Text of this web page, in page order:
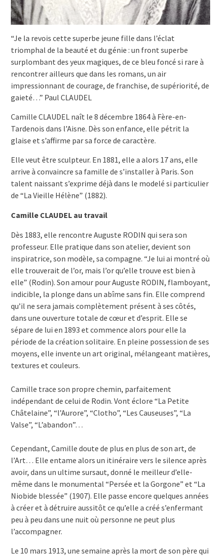
“Je la revois cette superbe jeune fille dans l’éclat
triomphal de la beauté et du génie : un front superbe
surplombant des yeux magiques, de ce bleu foncé si rare à
rencontrer ailleurs que dans les romans, un air
impressionnant de courage, de franchise, de supériorité, de
gaieté…” Paul CLAUDEL
Camille CLAUDEL naît le 8 décembre 1864 à Fère-en-
Tardenois dans l’Aisne. Dès son enfance, elle pétrit la
glaise et s’affirme par sa force de caractère.
Elle veut être sculpteur. En 1881, elle a alors 17 ans, elle
arrive à convaincre sa famille de s’installer à Paris. Son
talent naissant s’exprime déjà dans le modelé si particulier
de “La Vieille Hélène” (1882).
Camille CLAUDEL au travail
Dès 1883, elle rencontre Auguste RODIN qui sera son
professeur. Elle pratique dans son atelier, devient son
inspiratrice, son modèle, sa compagne. “Je lui ai montré où
elle trouverait de l’or, mais l’or qu’elle trouve est bien à
elle” (Rodin). Son amour pour Auguste RODIN, flamboyant,
indicible, la plonge dans un abîme sans fin. Elle comprend
qu’il ne sera jamais complètement présent à ses côtés,
dans une ouverture totale de cœur et d’esprit. Elle se
sépare de lui en 1893 et commence alors pour elle la
période de la création solitaire. En pleine possession de ses
moyens, elle invente un art original, mélangeant matières,
textures et couleurs.
Camille trace son propre chemin, parfaitement
indépendant de celui de Rodin. Vont éclore “La Petite
Châtelaine”, “l’Aurore”, “Clotho”, “Les Causeuses”, “La
Valse”, “L’abandon”…
Cependant, Camille doute de plus en plus de son art, de
l’Art… Elle entame alors un itinéraire vers le silence après
avoir, dans un ultime sursaut, donné le meilleur d’elle-
même dans le monumental “Persée et la Gorgone” et “La
Niobide blessée” (1907). Elle passe encore quelques années
à créer et à détruire aussitôt ce qu’elle a créé s’enfermant
peu à peu dans une nuit où personne ne peut plus
l’accompagner.
Le 10 mars 1913, une semaine après la mort de son père qui